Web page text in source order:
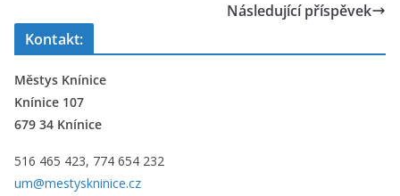
Následující příspěvek
Kontakt:
Městys Knínice
Knínice 107
679 34 Knínice
516 465 423, 774 654 232
um@mestyskninice.cz